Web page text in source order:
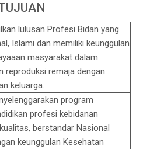
lulusan Profesi Bidan yang
Islami dan memiliki keunggulan
masyarakat dalam
reproduksi remaja dengan
keluarga.
program
profesi kebidanan
berstandar Nasional
keunggulan Kesehatan